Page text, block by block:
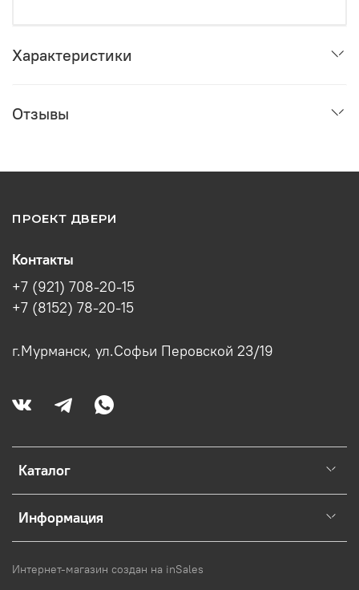
Характеристики
Отзывы
ПРОЕКТ ДВЕРИ
Каталог
Информация
Контакты
+7 (921) 708-20-15
+7 (8152) 78-20-15
г.Мурманск, ул.Софьи Перовской 23/19
Интернет-магазин создан на inSales